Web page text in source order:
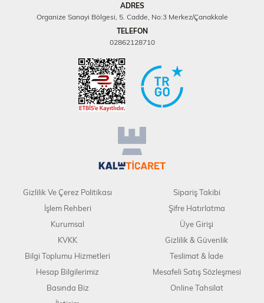
ADRES
Organize Sanayi Bölgesi, 5. Cadde, No:3 Merkez/Çanakkale
TELEFON
02862128710
Gizlilik Ve Çerez Politikası
İşlem Rehberi
Kurumsal
KVKK
Bilgi Toplumu Hizmetleri
Hesap Bilgilerimiz
Basında Biz
Sipariş Takibi
Şifre Hatırlatma
Üye Girişi
Gizlilik & Güvenlik
Teslimat & İade
Mesafeli Satış Sözleşmesi
Online Tahsilat